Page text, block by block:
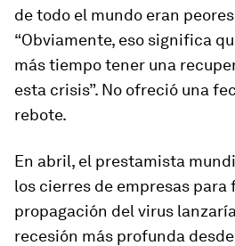
de todo el mundo eran
“Obviamente, eso significa
más tiempo tener una
esta crisis”. No ofreció una
rebote.
En abril, el prestamista
los cierres de empresas para
propagación del virus
recesión más profunda